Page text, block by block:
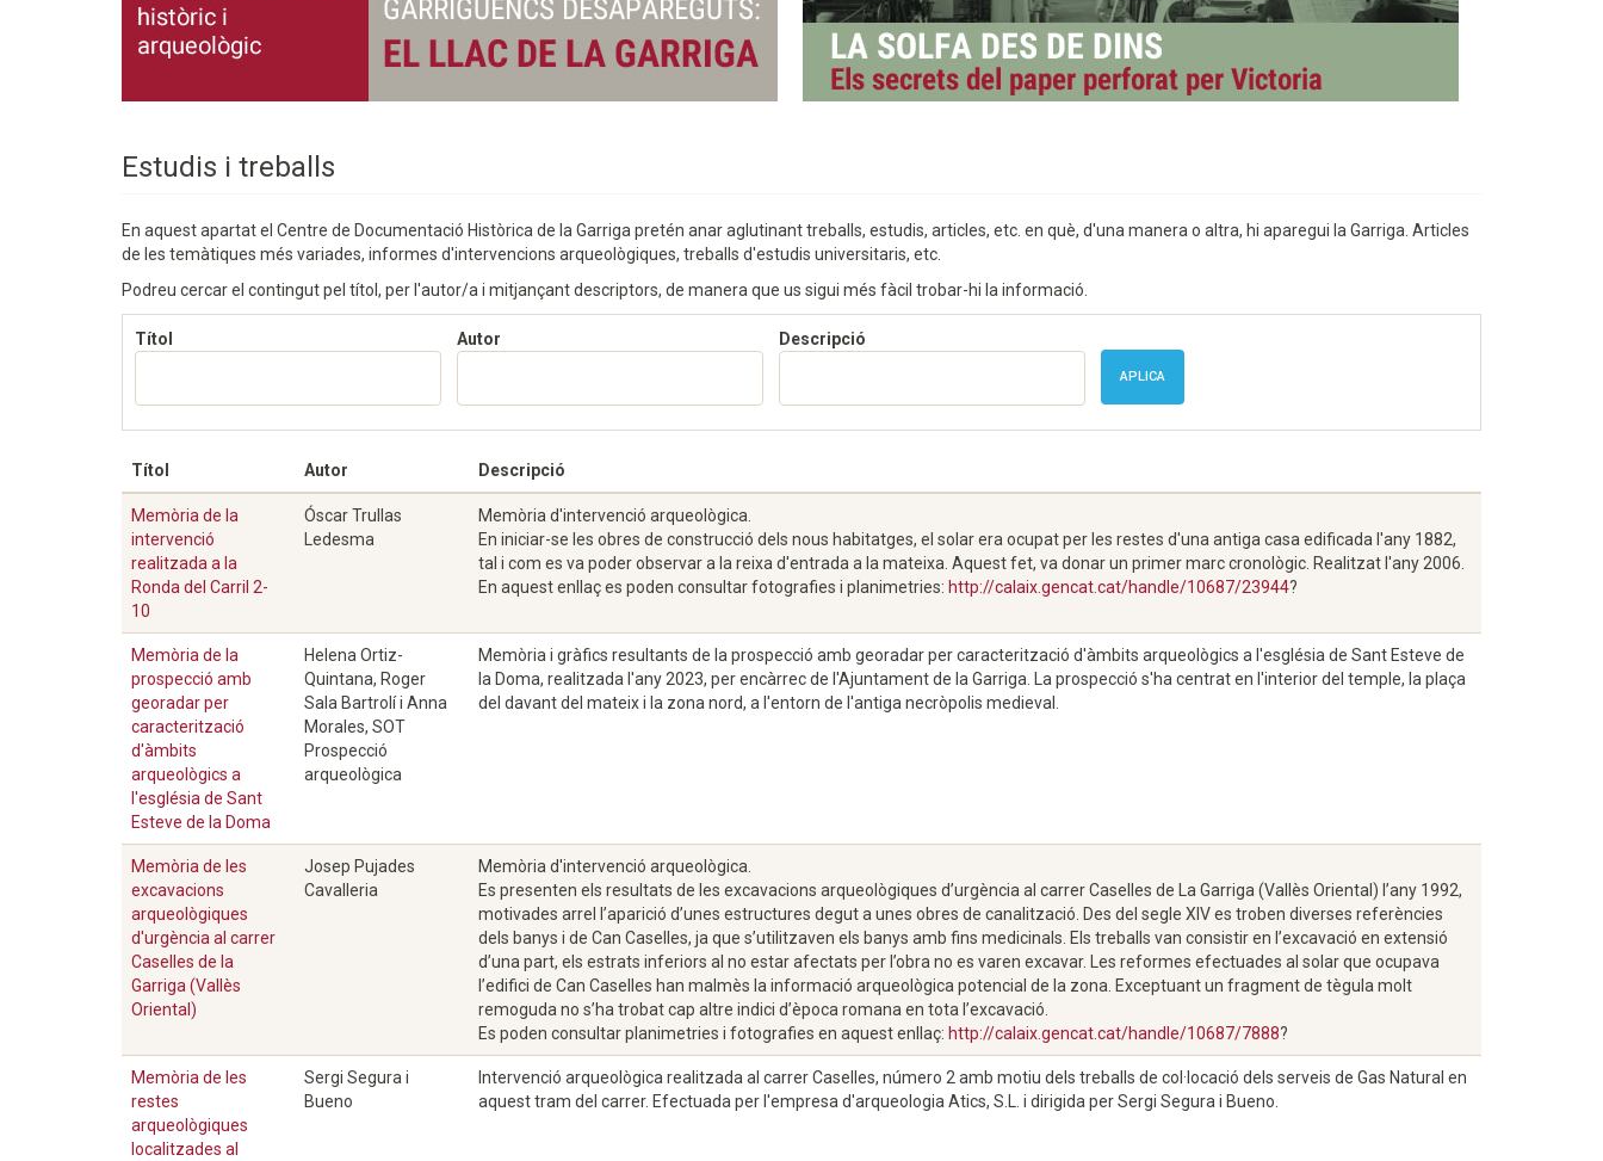
Estudis i treballs
En aquest apartat el Centre de Documentació Històrica de la Garriga pretén anar aglutinant treballs, estudis, articles, etc. en què, d'una manera o altra, hi aparegui la Garriga. Articles
de les temàtiques més variades, informes d'intervencions arqueològiques, treballs d'estudis universitaris, etc.
Podreu cercar el contingut pel títol, per l'autor/a i mitjançant descriptors, de manera que us sigui més fàcil trobar-hi la informació.
Títol Autor Descripció
APLICA
Títol Autor Descripció
Memòria de la
intervenció
realitzada a la
Ronda del Carril 2-
10
Óscar Trullas
Ledesma
Memòria d'intervenció arqueològica.
En iniciar-se les obres de construcció dels nous habitatges, el solar era ocupat per les restes d'una antiga casa edificada l'any 1882,
tal i com es va poder observar a la reixa d'entrada a la mateixa. Aquest fet, va donar un primer marc cronològic. Realitzat l'any 2006.
En aquest enllaç es poden consultar fotografies i planimetries: http://calaix.gencat.cat/handle/10687/23944?
Memòria de la
prospecció amb
georadar per
caracterització
d'àmbits
arqueològics a
l'església de Sant
Esteve de la Doma
Helena Ortiz-
Quintana, Roger
Sala Bartrolí i Anna
Morales, SOT
Prospecció
arqueològica
Memòria i gràfics resultants de la prospecció amb georadar per caracterització d'àmbits arqueològics a l'església de Sant Esteve de
la Doma, realitzada l'any 2023, per encàrrec de l'Ajuntament de la Garriga. La prospecció s'ha centrat en l'interior del temple, la plaça
del davant del mateix i la zona nord, a l'entorn de l'antiga necròpolis medieval.
Memòria de les
excavacions
arqueològiques
d'urgència al carrer
Caselles de la
Garriga (Vallès
Oriental)
Josep Pujades
Cavalleria
Memòria d'intervenció arqueològica.
Es presenten els resultats de les excavacions arqueològiques d’urgència al carrer Caselles de La Garriga (Vallès Oriental) l’any 1992,
motivades arrel l’aparició d’unes estructures degut a unes obres de canalització. Des del segle XIV es troben diverses referències
dels banys i de Can Caselles, ja que s’utilitzaven els banys amb fins medicinals. Els treballs van consistir en l’excavació en extensió
d’una part, els estrats inferiors al no estar afectats per l’obra no es varen excavar. Les reformes efectuades al solar que ocupava
l’edifici de Can Caselles han malmès la informació arqueològica potencial de la zona. Exceptuant un fragment de tègula molt
remoguda no s’ha trobat cap altre indici d’època romana en tota l’excavació.
Es poden consultar planimetries i fotografies en aquest enllaç: http://calaix.gencat.cat/handle/10687/7888?
Memòria de les
restes
arqueològiques
localitzades al
Sergi Segura i
Bueno
Intervenció arqueològica realitzada al carrer Caselles, número 2 amb motiu dels treballs de col·locació dels serveis de Gas Natural en
aquest tram del carrer. Efectuada per l'empresa d'arqueologia Atics, S.L. i dirigida per Sergi Segura i Bueno.